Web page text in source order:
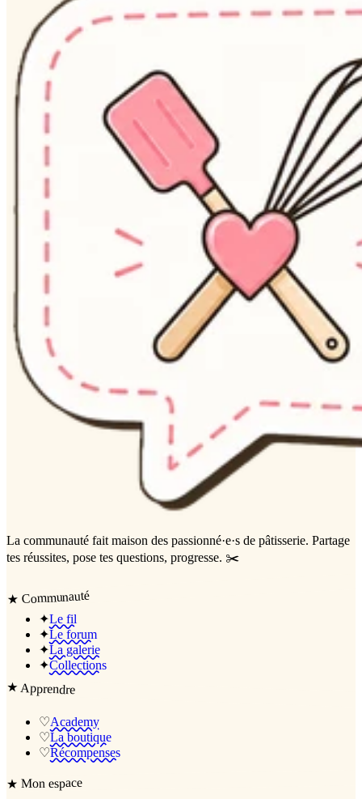
La communauté fait maison des passionné·e·s de pâtisserie. Partage
tes réussites, pose tes questions, progresse. ✂️
★ Communauté
✦Le fil
✦Le forum
✦La galerie
✦Collections
★Apprendre
♡Academy
♡La boutique
♡Récompenses
★Mon espace